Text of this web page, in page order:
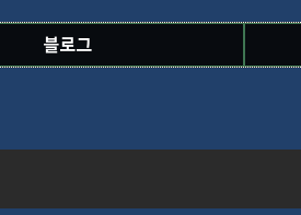
블로그